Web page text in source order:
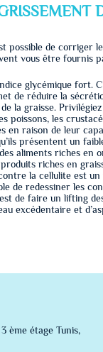
possible de corriger
vous être fournis
glycémique fort.
de réduire la
la graisse.
poissons, les
en raison de leur
présentent un
aliments riches en
riches en
la cellulite est un
de redessiner les
est de faire un lifting
excédentaire et
ème étage Tunis,